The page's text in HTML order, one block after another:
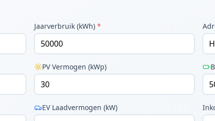
Jaarverbruik (kWh) *
PV Vermogen (kWp)
EV Laadvermogen (kW)